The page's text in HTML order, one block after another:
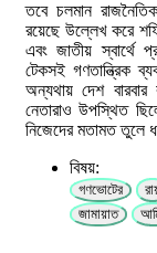
তবে চলমান
রয়েছে উল্লেখ করে
এবং জাতীয় স্বার্থে
টেকসই গণতান্ত্রিক
অন্যথায় দেশ
নেতারাও উপস্থিত
নিজেদের মতামত তুলে
বিষয়:
গণভোটের
জামায়াত